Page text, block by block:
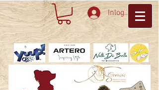
Inloggen